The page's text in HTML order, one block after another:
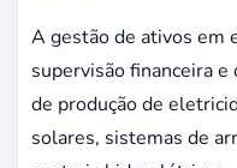
A gestão de ativos em
supervisão financeira
de produção de
solares, sistemas de